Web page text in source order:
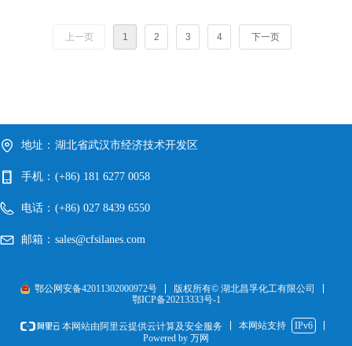
上一页 1 2 3 4 下一页
地址： 湖北省武汉市经济技术开发区
手机： (+86) 181 6277 0058
邮箱： sales@cfsilanes.com
电话： (+86) 027 8439 6550
鄂公网安备42011302000972号
版权所有© 湖北昌孚化工有限公司
鄂ICP备20213333号-1
本网站由阿里云提供云计算及安全服务 本网站支持
IPv6
Powered by 万网